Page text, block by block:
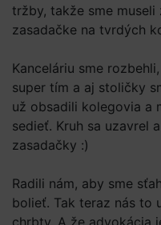
tržby, takže sme
zasadačke na tvrdých
Kanceláriu sme
super tím a aj stoličky
už obsadili kolegovia a
sedieť. Kruh sa uzavrel
zasadačky :)
Radili nám, aby sme
bolieť. Tak teraz nás to
chrbty. A že advokácia